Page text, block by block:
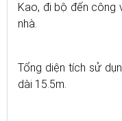
Kao, đi bộ đến công
nhà.
Tổng diện tích sử
dài 15.5m.